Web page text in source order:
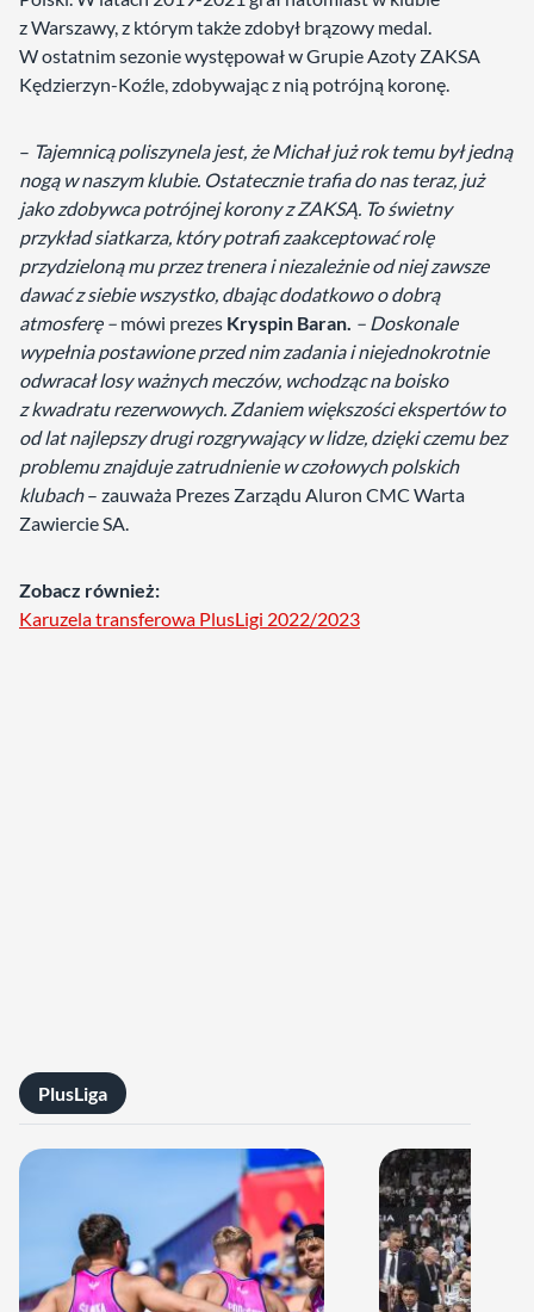
z Warszawy, z którym także zdobył brązowy medal.
W ostatnim sezonie występował w Grupie Azoty ZAKSA
Kędzierzyn-Koźle, zdobywając z nią potrójną koronę.
– Tajemnicą poliszynela jest, że Michał już rok temu był jedną
nogą w naszym klubie. Ostatecznie trafia do nas teraz, już
jako zdobywca potrójnej korony z ZAKSĄ. To świetny
przykład siatkarza, który potrafi zaakceptować rolę
przydzieloną mu przez trenera i niezależnie od niej zawsze
dawać z siebie wszystko, dbając dodatkowo o dobrą
atmosferę – mówi prezes Kryspin Baran. – Doskonale
wypełnia postawione przed nim zadania i niejednokrotnie
odwracał losy ważnych meczów, wchodząc na boisko
z kwadratu rezerwowych. Zdaniem większości ekspertów to
od lat najlepszy drugi rozgrywający w lidze, dzięki czemu bez
problemu znajduje zatrudnienie w czołowych polskich
klubach– zauważa Prezes Zarządu Aluron CMC Warta
Zawiercie SA.
Zobacz również:
Karuzela transferowa PlusLigi 2022/2023
PlusLiga